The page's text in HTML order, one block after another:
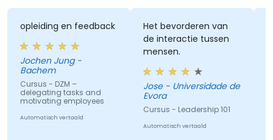
opleiding en feedback
Jochen Jung -
Bachem
Cursus - DZM –
delegating tasks and
motivating employees
Automatisch vertaald
Het bevorderen van
de interactie tussen
mensen.
Jose - Universidade de
Evora
Cursus - Leadership 101
Automatisch vertaald